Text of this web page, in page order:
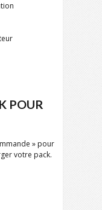
POUR
» pour
votre pack.